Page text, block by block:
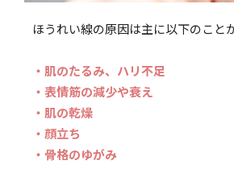
ほうれい線の原因は主に以下のこと
・肌のたるみ、ハリ不足
・表情筋の減少や衰え
・肌の乾燥
・顔立ち
・骨格のゆがみ